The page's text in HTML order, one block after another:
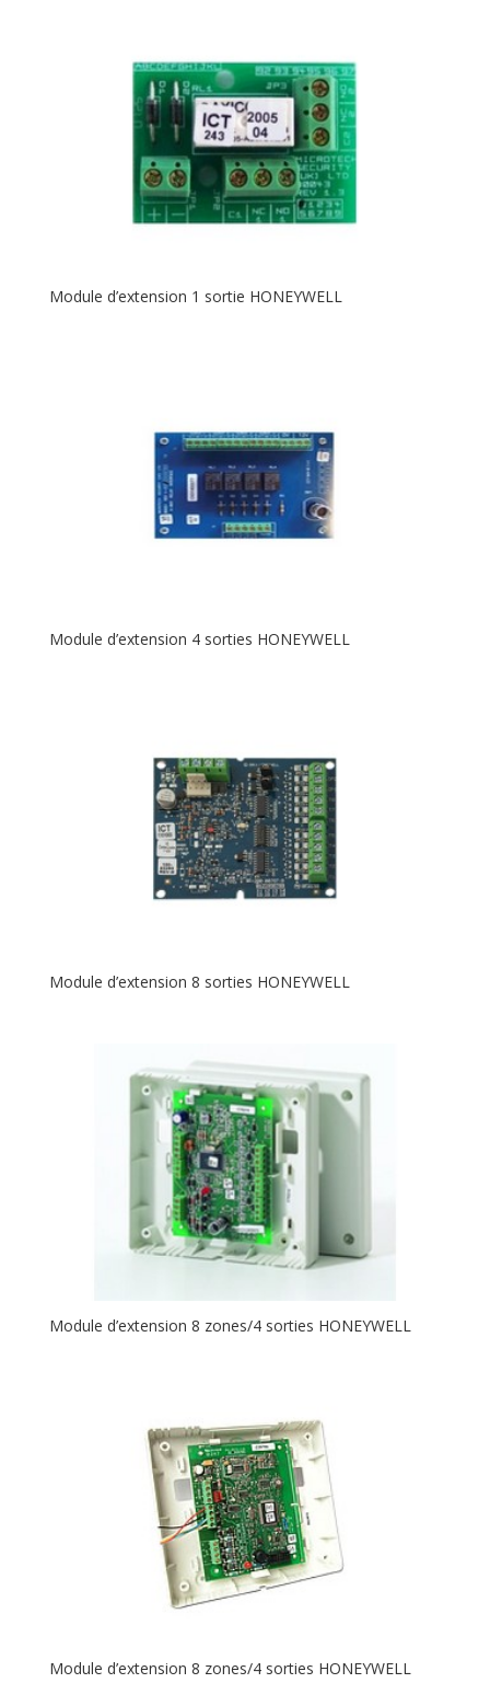
Module d’extension 1 sortie HONEYWELL
Module d’extension 4 sorties HONEYWELL
Module d’extension 8 sorties HONEYWELL
Module d’extension 8 zones/4 sorties HONEYWELL
Module d’extension 8 zones/4 sorties HONEYWELL